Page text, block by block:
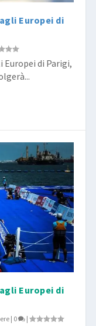
Europei di
Europei di Parigi,
Europei di
| 0 |